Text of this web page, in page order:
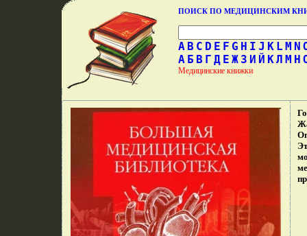
ПОИСК ПО МЕДИЦИНСКИМ
A B C D E F G H I J K L M N
А Б В Г Д Е Ж З И Й КЛ М Н
Медицинские книжки